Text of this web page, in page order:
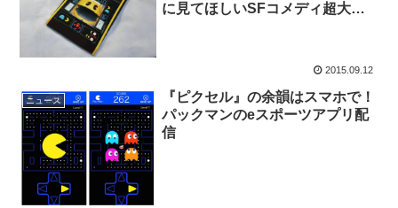
に見てほしいSFコメディ超大作
2015.09.12
ニュース
『ピクセル』の余韻はスマホで！
パックマンのeスポーツアプリ配
信